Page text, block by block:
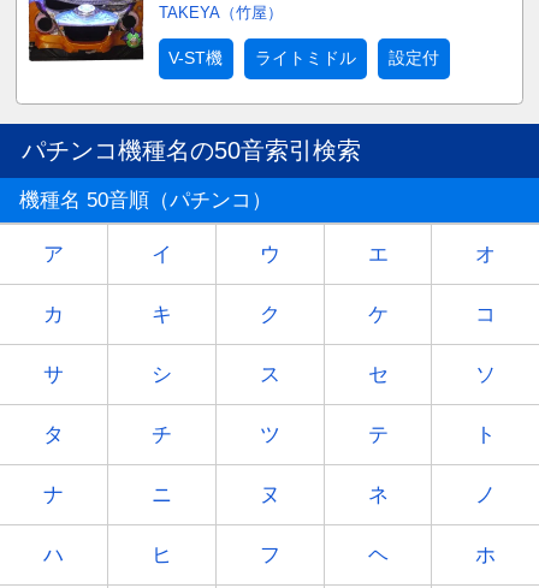
TAKEYA（竹屋）
V-ST機 ライトミドル 設定付
パチンコ機種名の50音索引検索
機種名 50音順（パチンコ）
ア イ ウ エ オ
カ キ ク ケ コ
サ シ ス セ ソ
タ チ ツ テ ト
ナ ニ ヌ ネ ノ
ハ ヒ フ ヘ ホ